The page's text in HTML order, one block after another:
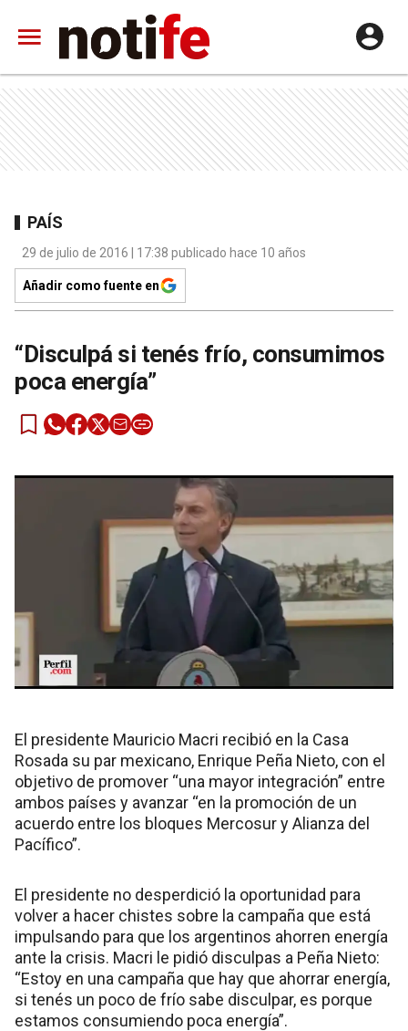
PAÍS
29 de julio de 2016 | 17:38 publicado hace 10 años
Añadir como fuente en
“Disculpá si tenés frío, consumimos
poca energía”
El presidente Mauricio Macri recibió en la Casa
Rosada su par mexicano, Enrique Peña Nieto, con el
objetivo de promover “una mayor integración” entre
ambos países y avanzar “en la promoción de un
acuerdo entre los bloques Mercosur y Alianza del
Pacífico”.
El presidente no desperdició la oportunidad para
volver a hacer chistes sobre la campaña que está
impulsando para que los argentinos ahorren energía
ante la crisis. Macri le pidió disculpas a Peña Nieto:
“Estoy en una campaña que hay que ahorrar energía,
si tenés un poco de frío sabe disculpar, es porque
estamos consumiendo poca energía”.